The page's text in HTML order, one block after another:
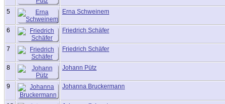
5 Erna Schweinem
6 Friedrich Schäfer
7 Friedrich Schäfer
8 Johann Pütz
9 Johanna Bruckermann